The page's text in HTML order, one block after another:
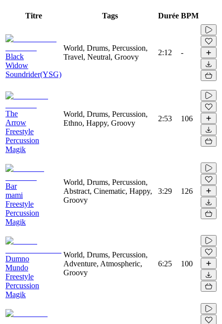
Titre Tags Durée BPM
Black
Widow
Soundrider(YSG)
World, Drums, Percussion,
Travel, Neutral, Groovy
2:12 -
The
Arrow
Freestyle
Percussion
Magik
World, Drums, Percussion,
Ethno, Happy, Groovy
2:53 106
Bar
mami
Freestyle
Percussion
Magik
World, Drums, Percussion,
Abstract, Cinematic, Happy,
Groovy
3:29 126
Dumno
Mundo
Freestyle
Percussion
Magik
World, Drums, Percussion,
Adventure, Atmospheric,
Groovy
6:25 100